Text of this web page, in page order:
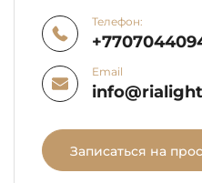
Телефон:
Email
Записаться на